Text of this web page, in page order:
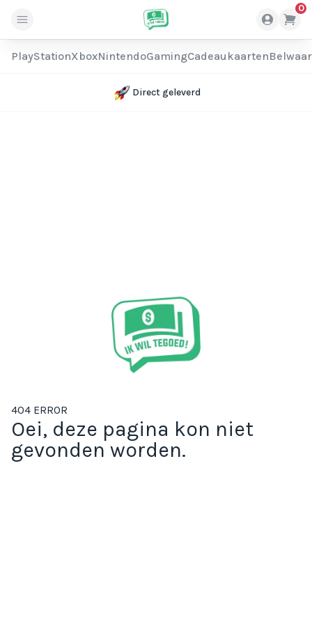
0
PlayStationXboxNintendoGamingCadeaukaarten
Direct geleverd
404 ERROR
Oei, deze pagina kon niet
gevonden worden.